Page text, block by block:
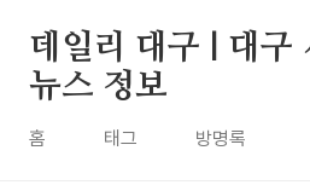
데일리 대구 | 대구
뉴스 정보
홈 태그 방명록